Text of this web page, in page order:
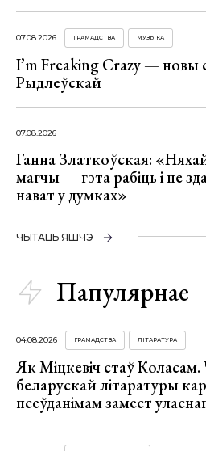
07.08.2026 ГРАМАДСТВА МУЗЫКА
I’m Freaking Crazy — новы
Рыдлеўскай
07.08.2026
Ганна Златкоўская:
магчы — гэта рабіць і не
нават у думках»
ЧЫТАЦЬ ЯШЧЭ
Папулярнае
04.08.2026 ГРАМАДСТВА ЛІТАРАТУРА
Як Міцкевіч стаў Коласам.
беларускай літаратуры
псеўданімам замест